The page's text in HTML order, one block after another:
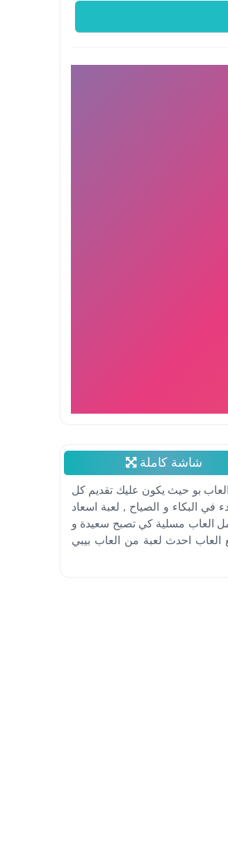
شاشة كاملة
بو حيث يكون عليك تقديم كل
في البكاء و الصياح , لعبة اسعاد
العاب مسلية كي تصبح سعيدة و
العاب احدث لعبة من العاب بيبي